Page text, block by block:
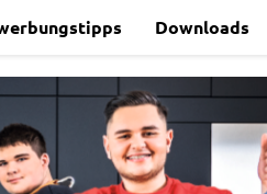
Downloads